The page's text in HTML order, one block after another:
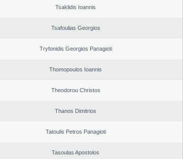
Tsaklidis Ioannis
Tsafoulias Georgios
Tryfonidis Georgios Panagioti
Thomopoulos Ioannis
Theodorou Christos
Thanos Dimitrios
Tatoulis Petros Panagioti
Tasoulas Apostolos